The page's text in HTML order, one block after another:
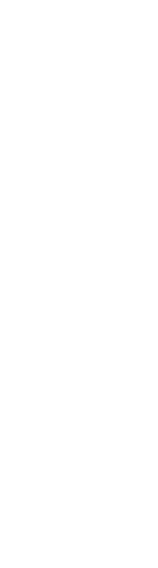
projets suivis
fait son
faites nous
?
vous apporter
projet, de